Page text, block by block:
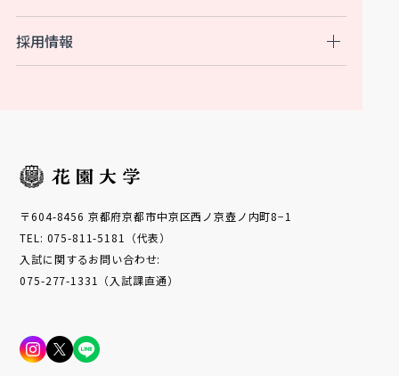
採用情報
〒604-8456 京都府京都市中京区西ノ京壺ノ内町8−1
TEL: 075-811-5181（代表）
入試に関するお問い合わせ:
075-277-1331（入試課直通）